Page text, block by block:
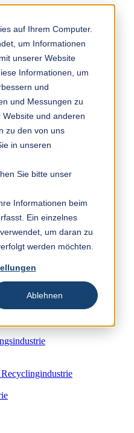
auf Ihrem Computer.
um Informationen
unserer Website
Informationen, um
und
und Messungen zu
und anderen
zu den von uns
in unseren
Sie bitte unser
Informationen beim
Ein einzelnes
um daran zu
werden möchten.
Ablehnen